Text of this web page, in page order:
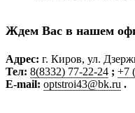
Ждем Вас в нашем
Адрес: г. Киров, ул.
Тел: 8(8332) 77-22-24 ; +7
E-mail: optstroi43@bk.ru .